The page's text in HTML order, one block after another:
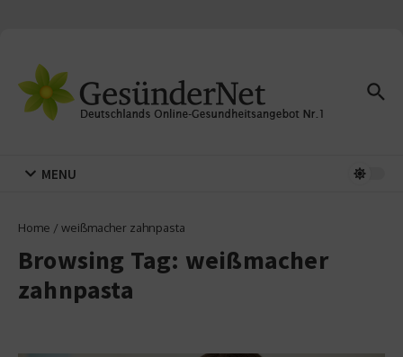
MENU
Home / weißmacher zahnpasta
Browsing Tag: weißmacher
zahnpasta